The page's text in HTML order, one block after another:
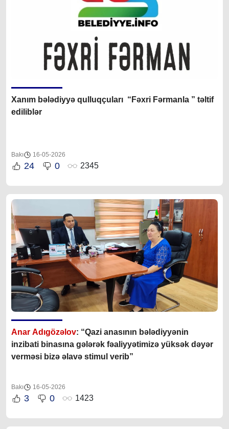
Xanım bələdiyyə qulluqçuları “Fəxri Fərmanla ” təltif
ediliblər
Bakı 16-05-2026
24 0 2345
Anar Adıgözəlov: “Qazi anasının bələdiyyənin
inzibati binasına gələrək fəaliyyətimizə yüksək dəyər
verməsi bizə əlavə stimul verib”
Bakı 16-05-2026
3 0 1423